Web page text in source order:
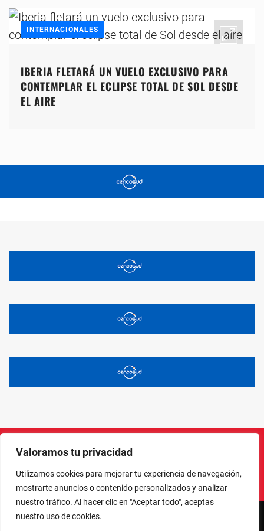
Valoramos tu privacidad
Utilizamos cookies para mejorar tu experiencia de navegación,
mostrarte anuncios o contenido personalizados y analizar
nuestro tráfico. Al hacer clic en "Aceptar todo", aceptas
nuestro uso de cookies.
INTERNACIONALES
IBERIA FLETARÁ UN VUELO EXCLUSIVO PARA
CONTEMPLAR EL ECLIPSE TOTAL DE SOL DESDE
EL AIRE
InstagramFacebook
X